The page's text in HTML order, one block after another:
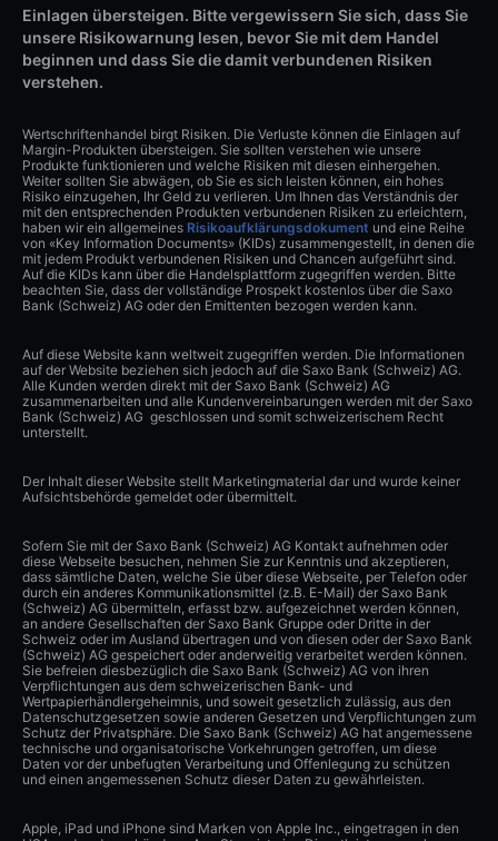
Einlagen übersteigen. Bitte vergewissern Sie sich, dass Sie
unsere Risikowarnung lesen, bevor Sie mit dem Handel
beginnen und dass Sie die damit verbundenen Risiken
verstehen.
Wertschriftenhandel birgt Risiken. Die Verluste können die Einlagen auf
Margin-Produkten übersteigen. Sie sollten verstehen wie unsere
Produkte funktionieren und welche Risiken mit diesen einhergehen.
Weiter sollten Sie abwägen, ob Sie es sich leisten können, ein hohes
Risiko einzugehen, Ihr Geld zu verlieren. Um Ihnen das Verständnis der
mit den entsprechenden Produkten verbundenen Risiken zu erleichtern,
haben wir ein allgemeines Risikoaufklärungsdokument und eine Reihe
von «Key Information Documents» (KIDs) zusammengestellt, in denen die
mit jedem Produkt verbundenen Risiken und Chancen aufgeführt sind.
Auf die KIDs kann über die Handelsplattform zugegriffen werden. Bitte
beachten Sie, dass der vollständige Prospekt kostenlos über die Saxo
Bank (Schweiz) AG oder den Emittenten bezogen werden kann.
Auf diese Website kann weltweit zugegriffen werden. Die Informationen
auf der Website beziehen sich jedoch auf die Saxo Bank (Schweiz) AG.
Alle Kunden werden direkt mit der Saxo Bank (Schweiz) AG
zusammenarbeiten und alle Kundenvereinbarungen werden mit der Saxo
Bank (Schweiz) AG geschlossen und somit schweizerischem Recht
unterstellt.
Der Inhalt dieser Website stellt Marketingmaterial dar und wurde keiner
Aufsichtsbehörde gemeldet oder übermittelt.
Sofern Sie mit der Saxo Bank (Schweiz) AG Kontakt aufnehmen oder
diese Webseite besuchen, nehmen Sie zur Kenntnis und akzeptieren,
dass sämtliche Daten, welche Sie über diese Webseite, per Telefon oder
durch ein anderes Kommunikationsmittel (z.B. E-Mail) der Saxo Bank
(Schweiz) AG übermitteln, erfasst bzw. aufgezeichnet werden können,
an andere Gesellschaften der Saxo Bank Gruppe oder Dritte in der
Schweiz oder im Ausland übertragen und von diesen oder der Saxo Bank
(Schweiz) AG gespeichert oder anderweitig verarbeitet werden können.
Sie befreien diesbezüglich die Saxo Bank (Schweiz) AG von ihren
Verpflichtungen aus dem schweizerischen Bank- und
Wertpapierhändlergeheimnis, und soweit gesetzlich zulässig, aus den
Datenschutzgesetzen sowie anderen Gesetzen und Verpflichtungen zum
Schutz der Privatsphäre. Die Saxo Bank (Schweiz) AG hat angemessene
technische und organisatorische Vorkehrungen getroffen, um diese
Daten vor der unbefugten Verarbeitung und Offenlegung zu schützen
und einen angemessenen Schutz dieser Daten zu gewährleisten.
Apple, iPad und iPhone sind Marken von Apple Inc., eingetragen in den